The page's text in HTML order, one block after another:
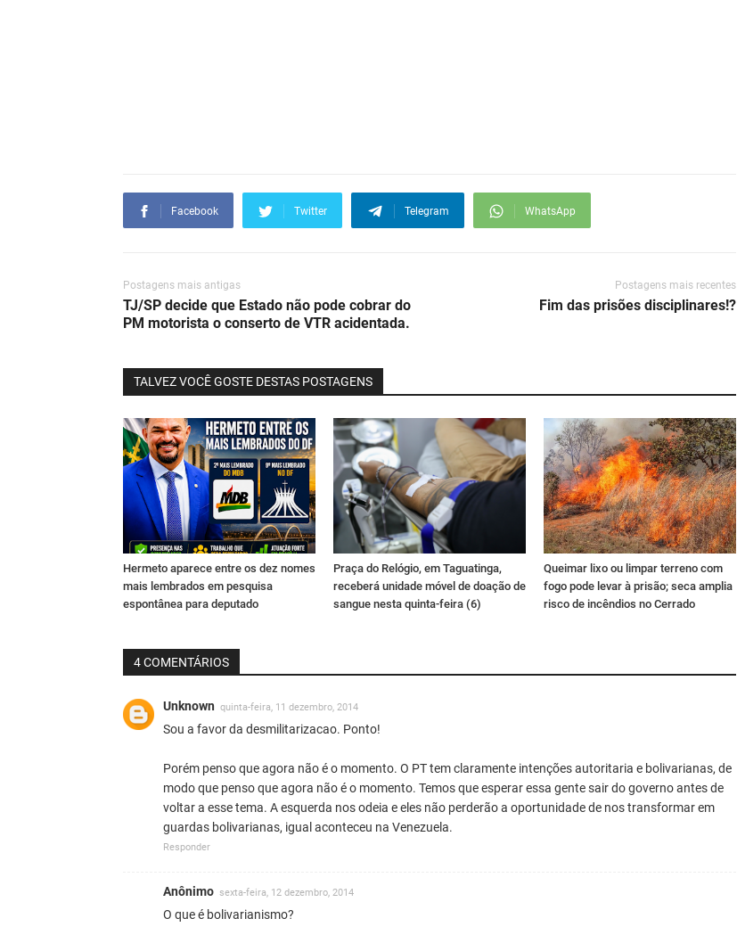
Facebook Twitter Telegram WhatsApp
Postagens mais antigas
TJ/SP decide que Estado não pode cobrar do
PM motorista o conserto de VTR acidentada.
Postagens mais recentes
Fim das prisões disciplinares!?
TALVEZ VOCÊ GOSTE DESTAS POSTAGENS
Hermeto aparece entre os dez nomes
mais lembrados em pesquisa
espontânea para deputado
Praça do Relógio, em Taguatinga,
receberá unidade móvel de doação de
sangue nesta quinta-feira (6)
Queimar lixo ou limpar terreno com
fogo pode levar à prisão; seca amplia
risco de incêndios no Cerrado
4 COMENTÁRIOS
Unknown quinta-feira, 11 dezembro, 2014
Sou a favor da desmilitarizacao. Ponto!
Porém penso que agora não é o momento. O PT tem claramente intenções autoritaria e bolivarianas, de
modo que penso que agora não é o momento. Temos que esperar essa gente sair do governo antes de
voltar a esse tema. A esquerda nos odeia e eles não perderão a oportunidade de nos transformar em
guardas bolivarianas, igual aconteceu na Venezuela.
Responder
Anônimo sexta-feira, 12 dezembro, 2014
O que é bolivarianismo?